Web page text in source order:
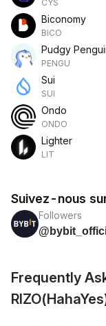
CYS
Biconomy
BICO
Pudgy
PENGU
Sui
SUI
Ondo
ONDO
Lighter
LIT
Suivez-nous
Followers
Frequently